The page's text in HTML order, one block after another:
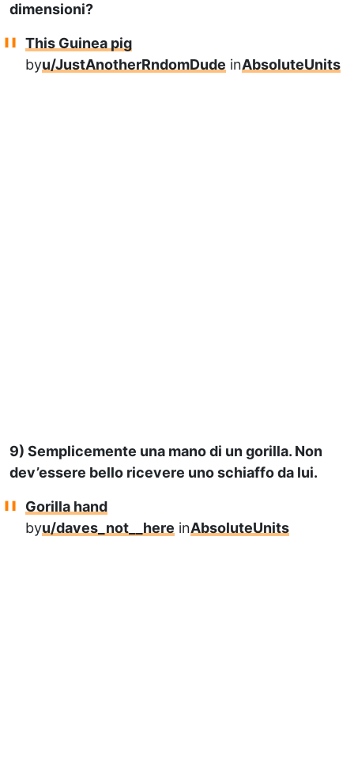
dimensioni?
This Guinea pig
byu/JustAnotherRndomDude inAbsoluteUnits
9) Semplicemente una mano di un gorilla. Non
dev’essere bello ricevere uno schiaffo da lui.
Gorilla hand
byu/daves_not__here inAbsoluteUnits